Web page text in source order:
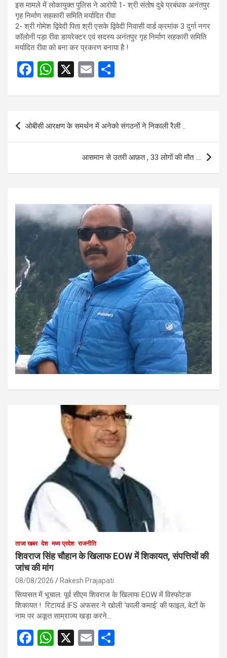
इस मामले में लोकायुक्त पुलिस ने आरोपी 1- श्री संतोष दुबे प्रबंधक अनंतपुर
गृह निर्माण सहकारी समिति मर्यादित रीवा
2- श्री गोमेश द्विवेदी पिता श्री एसके द्विवेदी निवासी वार्ड क्रमांक 3 दुर्गा नगर
कॉलोनी पड़ा रीवा डायरेक्टर एवं सदस्य अनंतपुर गृह निर्माण सहकारी समिति
मर्यादित रीवा को बना कर प्रकरण बनाया है !
F
ce
b
o
W
at
A
X
E
ail ar
e
Post
navigation
ओबीसी आरक्षण के समर्थन में अनेको संगठनों ने निकाली रैली ..
आसमान से उतरी आफ़त , 33 लोगों की मौत ….
ताजा खबर देश मध्य प्रदेश राजनीति
शिवराज सिंह चौहान के खिलाफ EOW में शिकायत, संपत्तियों की
जांच की मांग
08/08/2026 Rakesh Prajapati
सियासत में भूचाल: पूर्व सीएम शिवराज के खिलाफ EOW में विस्फोटक
शिकायत ! रिटायर्ड IFS अफसर ने खोली ‘काली कमाई’ की फाइल, बेटों के
नाम पर अकूत साम्राज्य खड़ा करने…
F
W X
E